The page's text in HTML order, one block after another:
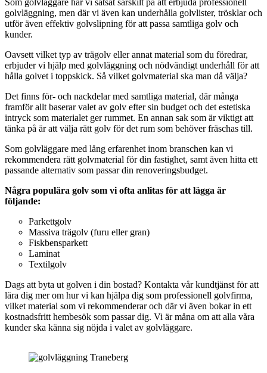
golvläggning, men där vi även kan underhålla golvlister, trösklar och
utför även effektiv golvslipning för att passa samtliga golv och
kunder.
Oavsett vilket typ av trägolv eller annat material som du föredrar,
erbjuder vi hjälp med golvläggning och nödvändigt underhåll för att
hålla golvet i toppskick. Så vilket golvmaterial ska man då välja?
Det finns för- och nackdelar med samtliga material, där många
framför allt baserar valet av golv efter sin budget och det estetiska
intryck som materialet ger rummet. En annan sak som är viktigt att
tänka på är att välja rätt golv för det rum som behöver fräschas till.
Som golvläggare med lång erfarenhet inom branschen kan vi
rekommendera rätt golvmaterial för din fastighet, samt även hitta ett
passande alternativ som passar din renoveringsbudget.
Några populära golv som vi ofta anlitas för att lägga är
följande:
Parkettgolv
Massiva trägolv (furu eller gran)
Fiskbensparkett
Laminat
Textilgolv
Dags att byta ut golven i din bostad? Kontakta vår kundtjänst för att
lära dig mer om hur vi kan hjälpa dig som professionell golvfirma,
vilket material som vi rekommenderar och där vi även bokar in ett
kostnadsfritt hembesök som passar dig. Vi är måna om att alla våra
kunder ska känna sig nöjda i valet av golvläggare.